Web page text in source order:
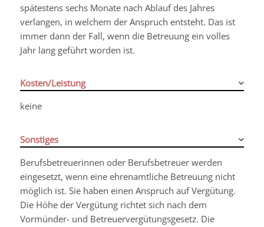
spätestens sechs Monate nach Ablauf des Jahres
verlangen, in welchem der Anspruch entsteht. Das ist
immer dann der Fall, wenn die Betreuung ein volles
Jahr lang geführt worden ist.
Kosten/Leistung
keine
Sonstiges
Berufsbetreuerinnen oder Berufsbetreuer werden
eingesetzt, wenn eine ehrenamtliche Betreuung nicht
möglich ist. Sie haben einen Anspruch auf Vergütung.
Die Höhe der Vergütung richtet sich nach dem
Vormünder- und Betreuervergütungsgesetz. Die